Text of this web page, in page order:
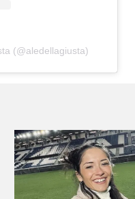
(@aledellagiusta)